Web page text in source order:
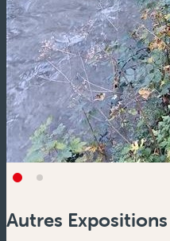
Autres Expositions